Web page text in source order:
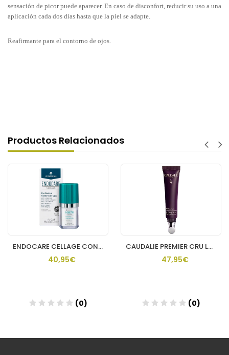
sensación de picor puede aparecer. En caso de disconfort, reducir su uso a una
aplicación cada dos días hasta que la piel se adapte.
Reafirmante para el contorno de ojos.
Productos Relacionados
ENDOCARE CELLAGE CONTORNO DE OJOS 15 ML
40,95€
(0)
CAUDALIE PREMIER CRU LA CREMA PARA OJOS 15 ML
47,95€
(0)